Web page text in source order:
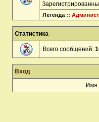
Легенда ::
Статистика
Всего сообщений:
Вход
Имя